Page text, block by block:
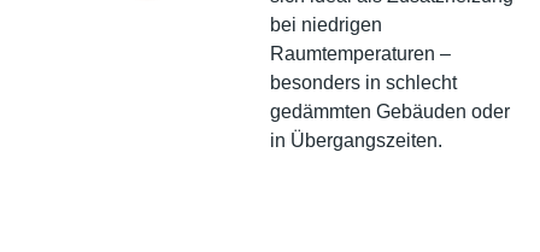
bei niedrigen
Raumtemperaturen –
besonders in schlecht
gedämmten Gebäuden oder
in Übergangszeiten.